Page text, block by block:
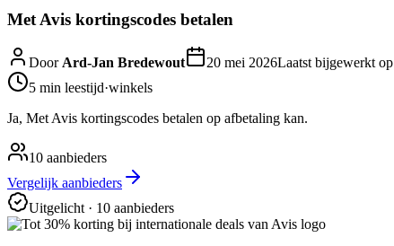
Met Avis kortingscodes betalen
DoorArd-Jan Bredewout 20 mei 2026Laatst bijgewerkt op
5 min leestijd·winkels
Ja, Met Avis kortingscodes betalen op afbetaling kan.
10 aanbieders
Vergelijk aanbieders
Uitgelicht· 10 aanbieders